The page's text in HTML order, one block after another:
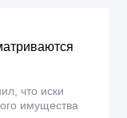
что иски
имущества